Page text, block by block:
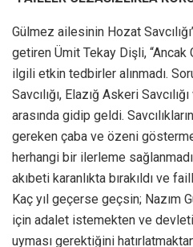
Gülmez ailesinin Hozat
getiren Ümit Tekay Dişli, “Ancak
ilgili etkin tedbirler alınmadı.
Savcılığı, Elazığ Askeri
arasında gidip geldi.
gereken çaba ve özeni
herhangi bir ilerleme
akıbeti karanlıkta bırakıldı ve
Kaç yıl geçerse geçsin; Nazım
için adalet istemekten ve
uyması gerektiğini